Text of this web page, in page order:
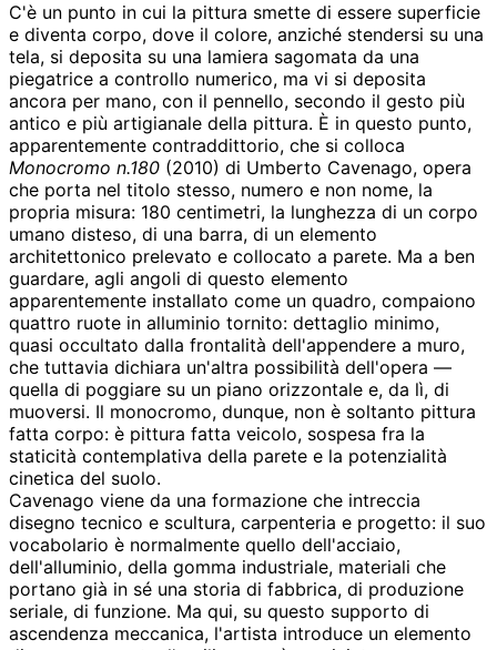
C'è un punto in cui la pittura smette di essere superficie
e diventa corpo, dove il colore, anziché stendersi su una
tela, si deposita su una lamiera sagomata da una
piegatrice a controllo numerico, ma vi si deposita
ancora per mano, con il pennello, secondo il gesto più
antico e più artigianale della pittura. È in questo punto,
apparentemente contraddittorio, che si colloca
Monocromo n.180 (2010) di Umberto Cavenago, opera
che porta nel titolo stesso, numero e non nome, la
propria misura: 180 centimetri, la lunghezza di un corpo
umano disteso, di una barra, di un elemento
architettonico prelevato e collocato a parete. Ma a ben
guardare, agli angoli di questo elemento
apparentemente installato come un quadro, compaiono
quattro ruote in alluminio tornito: dettaglio minimo,
quasi occultato dalla frontalità dell'appendere a muro,
che tuttavia dichiara un'altra possibilità dell'opera —
quella di poggiare su un piano orizzontale e, da lì, di
muoversi. Il monocromo, dunque, non è soltanto pittura
fatta corpo: è pittura fatta veicolo, sospesa fra la
staticità contemplativa della parete e la potenzialità
cinetica del suolo.
Cavenago viene da una formazione che intreccia
disegno tecnico e scultura, carpenteria e progetto: il suo
vocabolario è normalmente quello dell'acciaio,
dell'alluminio, della gomma industriale, materiali che
portano già in sé una storia di fabbrica, di produzione
seriale, di funzione. Ma qui, su questo supporto di
ascendenza meccanica, l'artista introduce un elemento